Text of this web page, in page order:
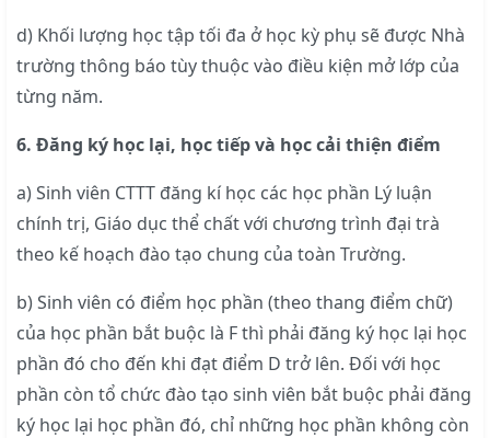
d) Khối lượng học tập tối đa ở học kỳ phụ sẽ được Nhà
trường thông báo tùy thuộc vào điều kiện mở lớp của
từng năm.
6. Đăng ký học lại, học tiếp và học cải thiện điểm
a) Sinh viên CTTT đăng kí học các học phần Lý luận
chính trị, Giáo dục thể chất với chương trình đại trà
theo kế hoạch đào tạo chung của toàn Trường.
b) Sinh viên có điểm học phần (theo thang điểm chữ)
của học phần bắt buộc là F thì phải đăng ký học lại học
phần đó cho đến khi đạt điểm D trở lên. Đối với học
phần còn tổ chức đào tạo sinh viên bắt buộc phải đăng
ký học lại học phần đó, chỉ những học phần không còn